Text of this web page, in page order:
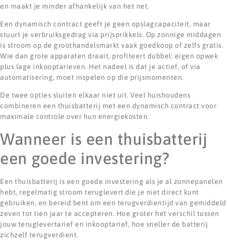
en maakt je minder afhankelijk van het net.
Een dynamisch contract geeft je geen opslagcapaciteit, maar
stuurt je verbruiksgedrag via prijsprikkels. Op zonnige middagen
is stroom op de groothandelsmarkt vaak goedkoop of zelfs gratis.
Wie dan grote apparaten draait, profiteert dubbel: eigen opwek
plus lage inkooptarieven. Het nadeel is dat je actief, of via
automatisering, moet inspelen op die prijsmomenten.
De twee opties sluiten elkaar niet uit. Veel huishoudens
combineren een thuisbatterij met een dynamisch contract voor
maximale controle over hun energiekosten.
Wanneer is een thuisbatterij
een goede investering?
Een thuisbatterij is een goede investering als je al zonnepanelen
hebt, regelmatig stroom teruglevert die je niet direct kunt
gebruiken, en bereid bent om een terugverdientijd van gemiddeld
zeven tot tien jaar te accepteren. Hoe groter het verschil tussen
jouw teruglevertarief en inkooptarief, hoe sneller de batterij
zichzelf terugverdient.